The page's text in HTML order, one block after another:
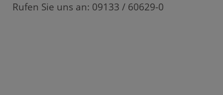
Rufen Sie uns an: 09133 / 60629-0